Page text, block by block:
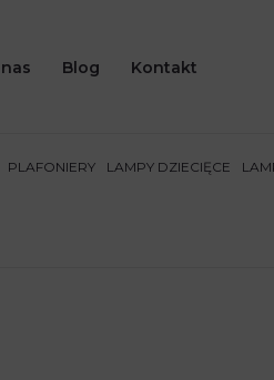
Blog Kontakt
PLAFONIERY LAMPY DZIECIĘCE